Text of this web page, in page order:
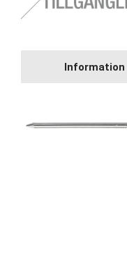
Information